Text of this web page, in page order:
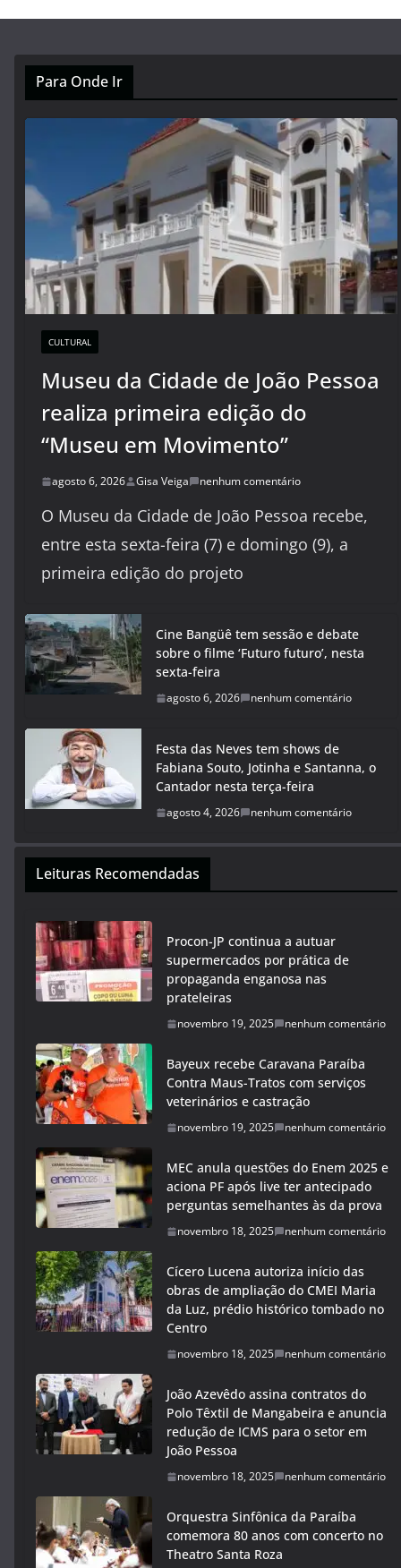
Para Onde Ir
CULTURAL
Museu da Cidade de João Pessoa
realiza primeira edição do
“Museu em Movimento”
agosto 6, 2026 Gisa Veiga nenhum comentário
O Museu da Cidade de João Pessoa recebe,
entre esta sexta-feira (7) e domingo (9), a
primeira edição do projeto
Cine Bangüê tem sessão e debate
sobre o filme ‘Futuro futuro’, nesta
sexta-feira
agosto 6, 2026 nenhum comentário
Festa das Neves tem shows de
Fabiana Souto, Jotinha e Santanna, o
Cantador nesta terça-feira
agosto 4, 2026 nenhum comentário
Leituras Recomendadas
Procon-JP continua a autuar
supermercados por prática de
propaganda enganosa nas
prateleiras
novembro 19, 2025 nenhum comentário
Bayeux recebe Caravana Paraíba
Contra Maus-Tratos com serviços
veterinários e castração
novembro 19, 2025 nenhum comentário
MEC anula questões do Enem 2025 e
aciona PF após live ter antecipado
perguntas semelhantes às da prova
novembro 18, 2025 nenhum comentário
Cícero Lucena autoriza início das
obras de ampliação do CMEI Maria
da Luz, prédio histórico tombado no
Centro
novembro 18, 2025 nenhum comentário
João Azevêdo assina contratos do
Polo Têxtil de Mangabeira e anuncia
redução de ICMS para o setor em
João Pessoa
novembro 18, 2025 nenhum comentário
Orquestra Sinfônica da Paraíba
comemora 80 anos com concerto no
Theatro Santa Roza